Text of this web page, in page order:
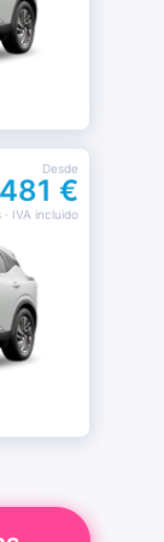
Desde
481 €
· IVA incluido